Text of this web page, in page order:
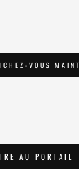
VOUS
AU PORTAIL